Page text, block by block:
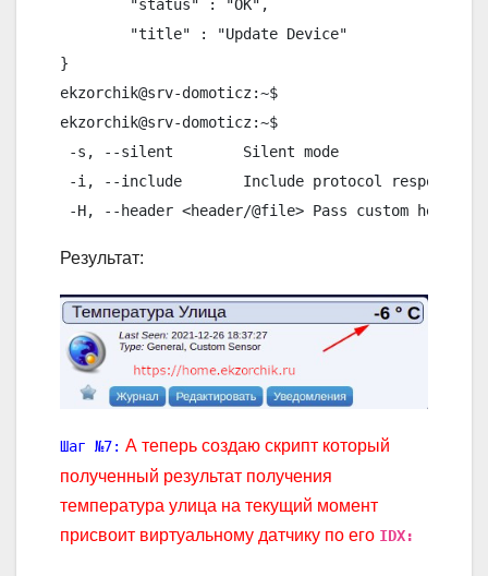
}
ekzorchik@srv-domoticz:~$
ekzorchik@srv-domoticz:~$
-s, --silent        Silent mode
-i, --include       Include protocol response
Результат:
Шаг №7: А теперь создаю скрипт который
полученный результат получения
температура улица на текущий момент
присвоит виртуальному датчику по его IDX: